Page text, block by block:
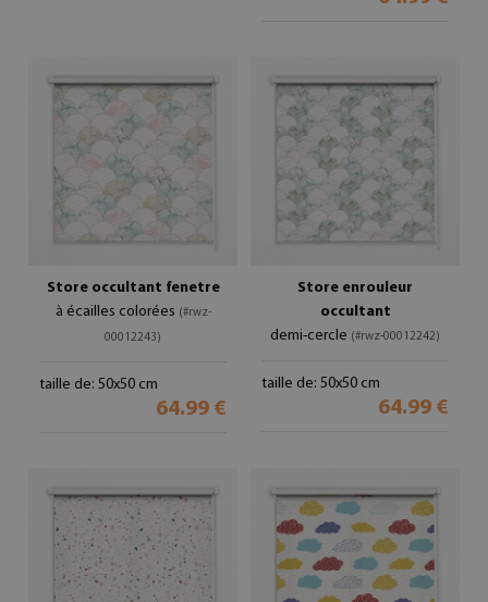
Store occultant fenetre
à écailles colorées (#rwz-
00012243)
taille de: 50x50 cm
64.99 €
Store enrouleur
occultant
demi-cercle (#rwz-00012242)
taille de: 50x50 cm
64.99 €